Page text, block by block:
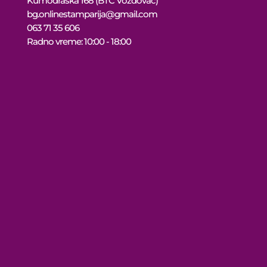
bg.onlinestamparija@gmail.com
063 71 35 606
Radno vreme: 10:00 - 18:00